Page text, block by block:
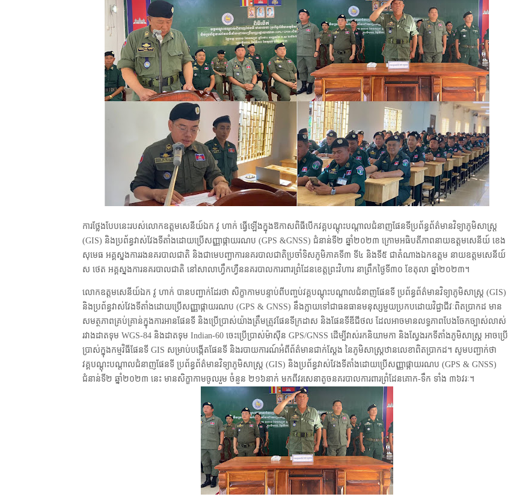
ការថ្លែងបែបនេះរបស់លោកឧត្តមសេនីយ៍ឯក វូ ហាក់ ធ្វើឡើងក្នុងឱកាសពិធីបើកវគ្គបណ្តុះបណ្តាលជំនាញផែនទីប្រព័ន្ធព័ត៌មានវិទ្យាភូមិសាស្ត្រ
(GIS) និងប្រព័ន្ធវាស់វែងទីតាំងដោយប្រើសញ្ញាផ្កាយរណប (GPS &GNSS) ជំនាន់ទី២ ឆ្នាំ២០២៣ ក្រោមអធិបតីភាពនាយឧត្តមសេនីយ៍ ខេង
សុមេធ អគ្គស្នងការរងនគរបាលជាតិ និងជាមេបញ្ជាការនគរបាលជាតិប្រចាំទិសភូមិភាគទី៣ ទី៤ និងទី៥ ជាតំណាងឯកឧត្តម នាយឧត្តមសេនីយ៍
ស ថេត អគ្គស្នងការនគរបាលជាតិ នៅសាលាហ្វឹកហ្វឺននគរបាលការពារព្រំដែនខេត្តព្រះវិហារ នាព្រឹកថ្ងៃទី៣០ ខែតុលា ឆ្នាំ២០២៣។
លោកឧត្តមសេនីយ៍ឯក វូ ហាក់ បានបញ្ជាក់ដែរថា សិក្ខាកាមបន្ទាប់ពីបញ្ចប់វគ្គបណ្តុះបណ្តាលជំនាញផែនទី ប្រព័ន្ធព័ត៌មានវិទ្យាភូមិសាស្ត្រ (GIS)
និងប្រព័ន្ធវាស់វែងទីតាំងដោយប្រើសញ្ញាផ្កាយរណប (GPS & GNSS) នឹងក្លាយទៅជាធនធានមនុស្សមួយប្រកបដោយវិជ្ជាជីវៈពិតប្រាកដ មាន
សមត្ថភាពគ្រប់គ្រាន់ក្នុងការអានផែនទី និងប្រើប្រាស់យ៉ាងត្រឹមត្រូវផែនទីក្រដាស និងផែនទីឌីជីថល ដែលអាចមានលទ្ធភាពបែងចែកច្បាស់លាស់
រវាងដាតទុម WGS-84 និងដាតទុម Indian-60 ចេះប្រើប្រាស់ម៉ាស៊ីន GPS/GNSS ដើម្បីវាស់រកនិយាមកា និងស្វែងរកទីតាំងភូមិសាស្ត្រ អាចប្រើ
ប្រាស់ក្នុងកម្មវិធីផែនទី GIS សម្រាប់បង្កើតផែនទី និងរបាយការណ៍អំពីព័ត៌មានជាក់ស្តែង នៃភូមិសាស្ត្រឋានលេខាពិតប្រាកដ។ សូមបញ្ជាក់ថា
វគ្គបណ្តុះបណ្តាលជំនាញផែនទី ប្រព័ន្ធព័ត៌មានវិទ្យាភូមិសាស្ត្រ (GIS) និងប្រព័ន្ធវាស់វែងទីតាំងដោយប្រើសញ្ញាផ្កាយរណប (GPS & GNSS)
ជំនាន់ទី២ ឆ្នាំ២០២៣ នេះ មានសិក្ខាកាមចូលរួម ចំនួន ២១៦នាក់ មកពីវរសេនាតូចនគរបាលការពារព្រំដែនគោក-ទឹក ទាំង ៣៦វរៈ។